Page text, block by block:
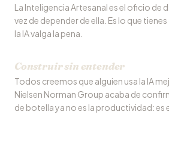
La Inteligencia Artesanal es el oficio de
vez de depender de ella. Es lo que
la IA valga la pena.
Construir sin entender
Todos creemos que alguien usa la IA
Nielsen Norman Group acaba de
de botella ya no es la productividad: es